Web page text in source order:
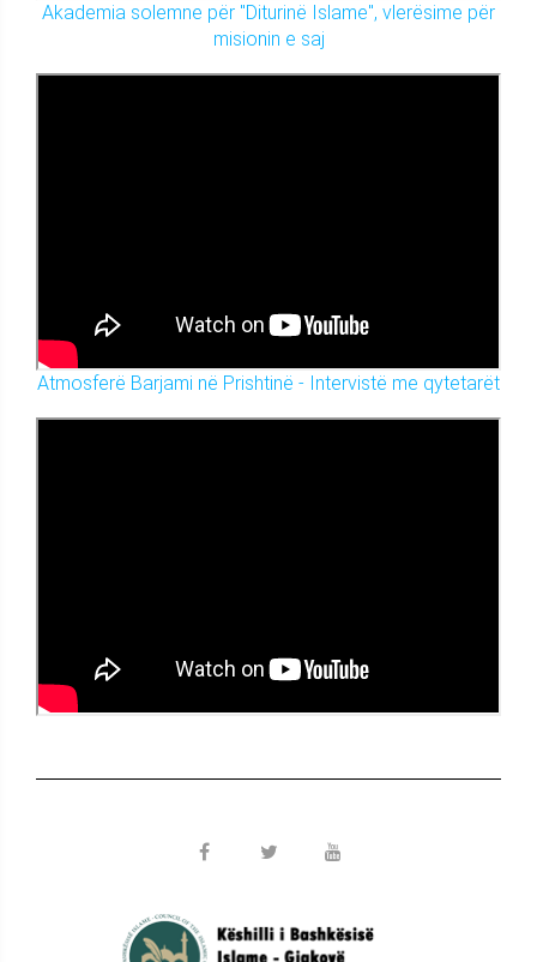
Akademia solemne për "Diturinë Islame", vlerësime për
misionin e saj
Atmosferë Barjami në Prishtinë - Intervistë me qytetarët